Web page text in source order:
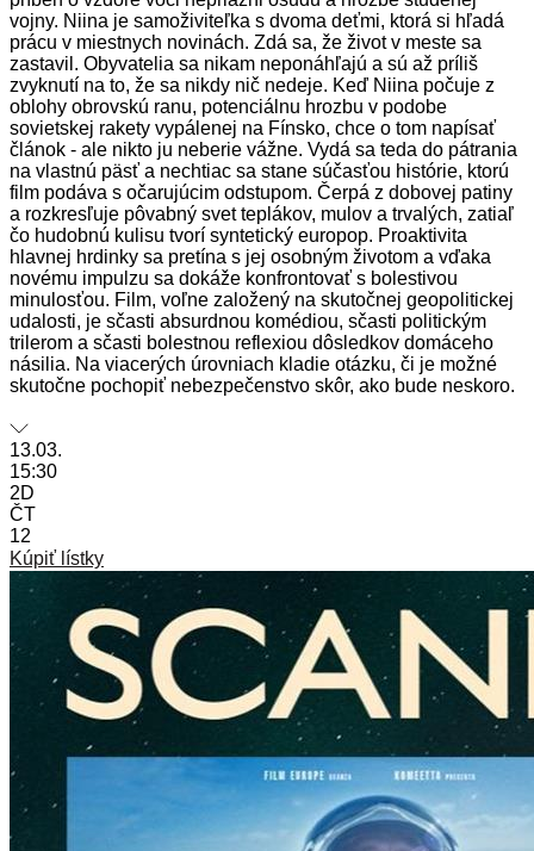
vojny. Niina je samoživiteľka s dvoma deťmi, ktorá si hľadá
prácu v miestnych novinách. Zdá sa, že život v meste sa
zastavil. Obyvatelia sa nikam neponáhľajú a sú až príliš
zvyknutí na to, že sa nikdy nič nedeje. Keď Niina počuje z
oblohy obrovskú ranu, potenciálnu hrozbu v podobe
sovietskej rakety vypálenej na Fínsko, chce o tom napísať
článok - ale nikto ju neberie vážne. Vydá sa teda do pátrania
na vlastnú päsť a nechtiac sa stane súčasťou histórie, ktorú
film podáva s očarujúcim odstupom. Čerpá z dobovej patiny
a rozkresľuje pôvabný svet teplákov, mulov a trvalých, zatiaľ
čo hudobnú kulisu tvorí syntetický europop. Proaktivita
hlavnej hrdinky sa pretína s jej osobným životom a vďaka
novému impulzu sa dokáže konfrontovať s bolestivou
minulosťou. Film, voľne založený na skutočnej geopolitickej
udalosti, je sčasti absurdnou komédiou, sčasti politickým
trilerom a sčasti bolestnou reflexiou dôsledkov domáceho
násilia. Na viacerých úrovniach kladie otázku, či je možné
skutočne pochopiť nebezpečenstvo skôr, ako bude neskoro.
13.03.
15:30
2D
ČT
12
Kúpiť lístky